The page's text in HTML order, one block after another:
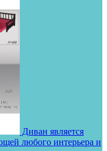
Диван является
любого интерьера и